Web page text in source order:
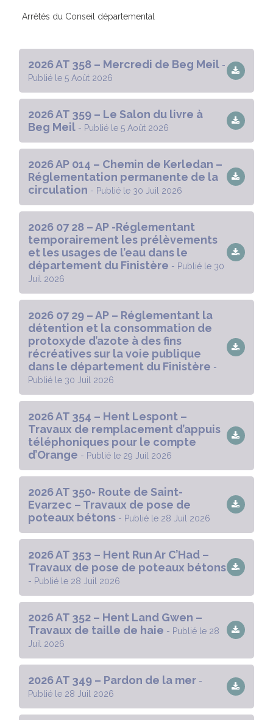
Arrêtés du Conseil départemental
2026 AT 358 – Mercredi de Beg Meil -
Publié le 5 Août 2026
2026 AT 359 – Le Salon du livre à
Beg Meil - Publié le 5 Août 2026
2026 AP 014 – Chemin de Kerledan –
Réglementation permanente de la
circulation - Publié le 30 Juil 2026
2026 07 28 – AP -Réglementant
temporairement les prélèvements
et les usages de l’eau dans le
département du Finistère - Publié le 30
Juil 2026
2026 07 29 – AP – Réglementant la
détention et la consommation de
protoxyde d’azote à des fins
récréatives sur la voie publique
dans le département du Finistère -
Publié le 30 Juil 2026
2026 AT 354 – Hent Lespont –
Travaux de remplacement d’appuis
téléphoniques pour le compte
d’Orange - Publié le 29 Juil 2026
2026 AT 350- Route de Saint-
Evarzec – Travaux de pose de
poteaux bétons - Publié le 28 Juil 2026
2026 AT 353 – Hent Run Ar C’Had –
Travaux de pose de poteaux bétons
- Publié le 28 Juil 2026
2026 AT 352 – Hent Land Gwen –
Travaux de taille de haie - Publié le 28
Juil 2026
2026 AT 349 – Pardon de la mer -
Publié le 28 Juil 2026